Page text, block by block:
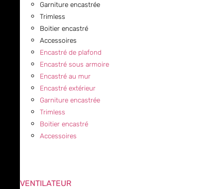
Garniture encastrée
Trimless
Boitier encastré
Accessoires
Encastré de plafond
Encastré sous armoire
Encastré au mur
Encastré extérieur
Garniture encastrée
Trimless
Boitier encastré
Accessoires
VENTILATEUR